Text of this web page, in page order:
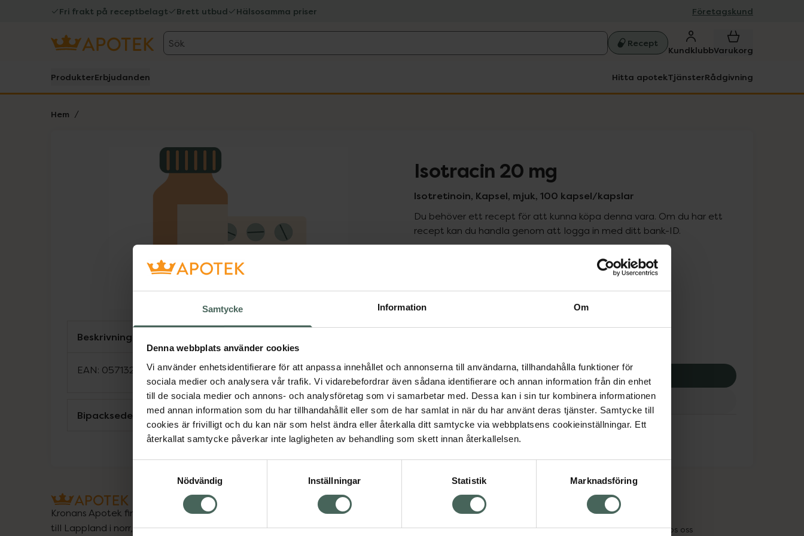
Samtycke Information Om
Denna webbplats använder cookies
Vi använder enhetsidentifierare för att anpassa innehållet och annonserna till användarna, tillhandahålla funktioner för
sociala medier och analysera vår trafik. Vi vidarebefordrar även sådana identifierare och annan information från din enhet
till de sociala medier och annons- och analysföretag som vi samarbetar med. Dessa kan i sin tur kombinera informationen
med annan information som du har tillhandahållit eller som de har samlat in när du har använt deras tjänster. Samtycke till
cookies är frivilligt och du kan när som helst ändra eller återkalla ditt samtycke via webbplatsens cookieinställningar. Ett
återkallat samtycke påverkar inte lagligheten av behandling som skett innan återkallelsen.
Nödvändig
Inställningar Statistik Marknadsföring
Fri frakt på receptbelagt Brett utbud Hälsosamma priser Företagskund
Sök Recept
KundklubbVarukorg
ProdukterErbjudanden Hitta apotekTjänsterRådgivning
Hem
Lista: . Innehåller 1 objekt. Isotracin 20 mg
Isotretinoin, Kapsel, mjuk, 100 kapsel/kapslar
Du behöver ett recept för att kunna köpa denna vara. Om du har ett
recept kan du handla genom att logga in med ditt bank-ID.
Pris med recept
290,09 kr
Köp via ditt recept
Aktuella erbjudanden
Beskrivning
EAN: 05713272001136
Bipacksedel från FASS Visa
Kronans Apotek finns här för dig. Du hittar oss från Skåne i syd
till Lappland i norr, och online i mobilen och på datorn.
Vanliga frågor
Om recept och läkemedel
Högkostnadsskyddet
Jobba hos oss